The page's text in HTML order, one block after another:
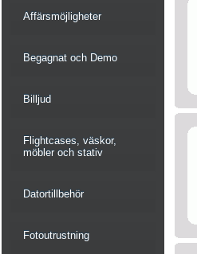
Affärsmöjligheter
Begagnat och Demo
Billjud
Flightcases, väskor,
möbler och stativ
Datortillbehör
Fotoutrustning